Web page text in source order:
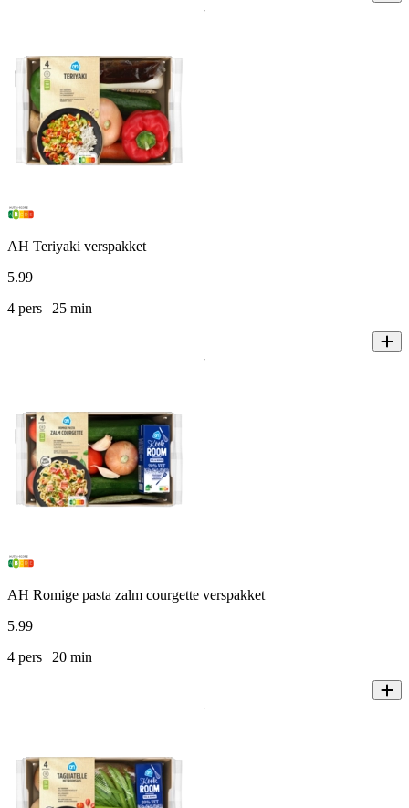
AH Teriyaki verspakket
5.99
4 pers | 25 min
AH Romige pasta zalm courgette verspakket
5.99
4 pers | 20 min